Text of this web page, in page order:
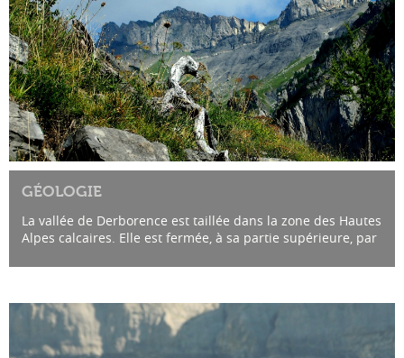
GÉOLOGIE
La vallée de Derborence est taillée dans la zone des Hautes
Alpes calcaires. Elle est fermée, à sa partie supérieure, par